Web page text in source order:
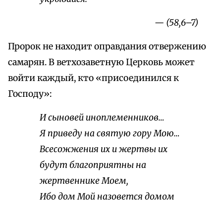
— (58,6–7)
Пророк не находит оправдания отвержению
самарян. В ветхозаветную Церковь может
войти каждый, кто «присоединился к
Господу»:
И сыновей иноплеменников…
Я приведу на святую гору Мою…
Всесожжения их и жертвы их
будут благоприятны на
жертвеннике Моем,
Ибо дом Мой назовется домом